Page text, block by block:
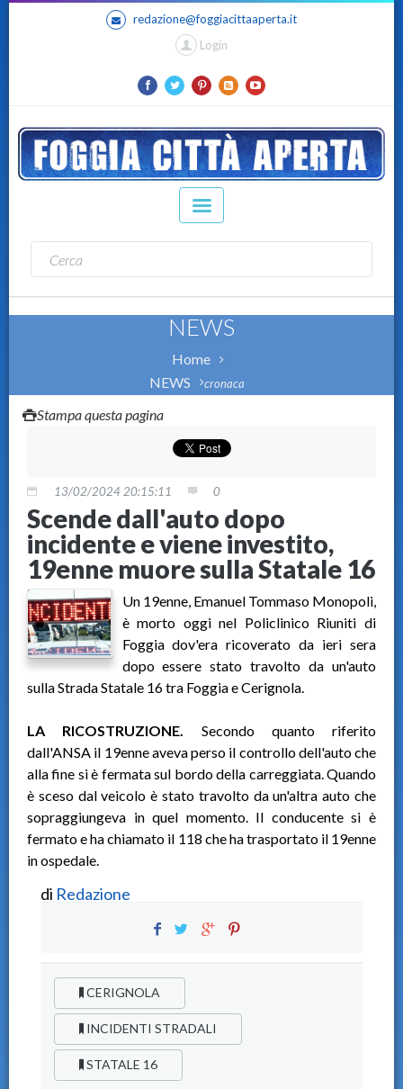
redazione@foggiacittaaperta.it
Login
NEWS
Home
NEWS
cronaca
Stampa questa pagina
13/02/2024 20:15:11 0
Scende dall'auto dopo
incidente e viene investito,
19enne muore sulla Statale 16
Un 19enne, Emanuel Tommaso Monopoli,
è morto oggi nel Policlinico Riuniti di
Foggia dov'era ricoverato da ieri sera
dopo essere stato travolto da un'auto
sulla Strada Statale 16 tra Foggia e Cerignola.
LA RICOSTRUZIONE. Secondo quanto riferito
dall'ANSA il 19enne aveva perso il controllo dell'auto che
alla fine si è fermata sul bordo della carreggiata. Quando
è sceso dal veicolo è stato travolto da un'altra auto che
sopraggiungeva in quel momento. Il conducente si è
fermato e ha chiamato il 118 che ha trasportato il 19enne
in ospedale.
di Redazione
CERIGNOLA
INCIDENTI STRADALI
STATALE 16